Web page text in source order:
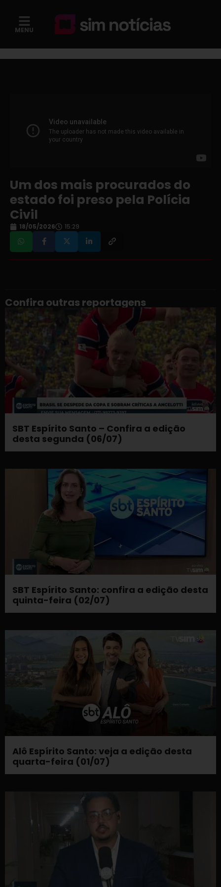
MENU
Um dos mais procurados do
estado foi preso pela Polícia
Civil
18/05/2026 15:29
Confira outras reportagens
SBT Espírito Santo – Confira a edição
desta segunda (06/07)
SBT Espírito Santo: confira a edição desta
quinta-feira (02/07)
Alô Espírito Santo: veja a edição desta
quarta-feira (01/07)